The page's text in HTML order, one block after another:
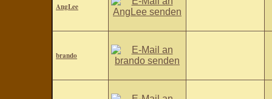
AngLee
brando